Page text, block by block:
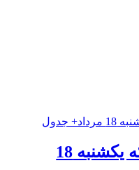
قیمت طلا و سکه یکشنبه 18